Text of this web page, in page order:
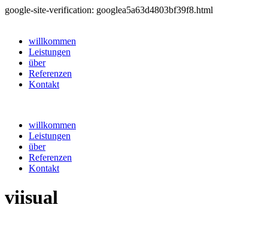
google-site-verification: googlea5a63d4803bf39f8.html
willkommen
Leistungen
über
Referenzen
Kontakt
willkommen
Leistungen
über
Referenzen
Kontakt
viisual